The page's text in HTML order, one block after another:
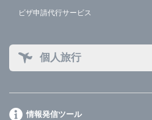
ビザ申請代行サービス
個人旅行
情報発信ツール